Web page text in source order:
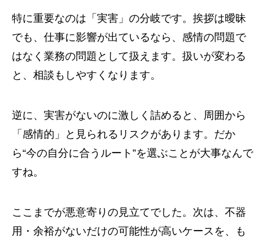
特に重要なのは「実害」の分岐です。挨拶は曖昧
でも、仕事に影響が出ているなら、感情の問題で
はなく業務の問題として扱えます。扱いが変わる
と、相談もしやすくなります。
逆に、実害がないのに激しく詰めると、周囲から
「感情的」と見られるリスクがあります。だか
ら“今の自分に合うルート”を選ぶことが大事なんで
すね。
ここまでが悪意寄りの見立てでした。次は、不器
用・余裕がないだけの可能性が高いケースを、も